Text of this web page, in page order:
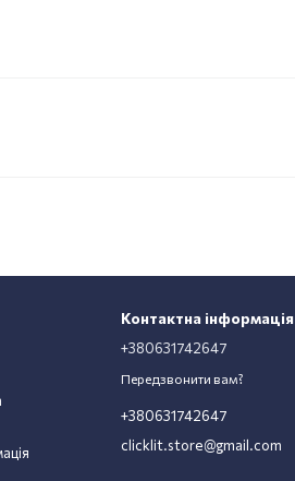
Контактна інформація
+380631742647
Передзвонити вам?
+380631742647
clicklit.store@gmail.com